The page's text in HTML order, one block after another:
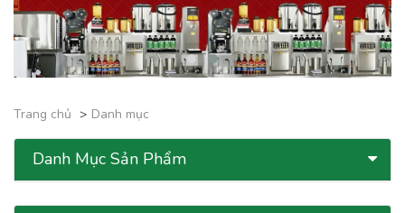
Trang chủ Danh mục
Danh Mục Sản Phẩm